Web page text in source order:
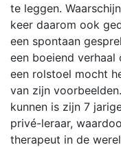
te leggen.
keer daarom ook
een spontaan
een boeiend
een rolstoel mocht
van zijn
kunnen is zijn 7
privé-leraar,
therapeut in de